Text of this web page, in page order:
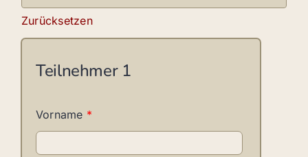
Zurücksetzen
Teilnehmer 1
Vorname *